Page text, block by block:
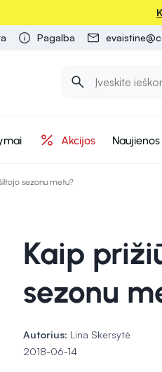
Pagalba
Akcijos Naujienos
sezonu metu?
Kaip
sezonu
Autorius: Lina Skersytė
2018-06-14